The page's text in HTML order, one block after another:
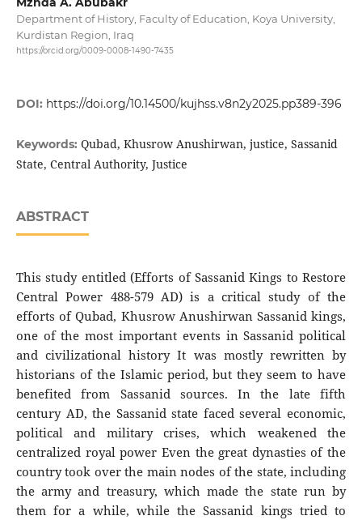
Department of History, Faculty of Education, Koya University,
Kurdistan Region, Iraq
https://orcid.org/0009-0008-1490-7435
DOI: https://doi.org/10.14500/kujhss.v8n2y2025.pp389-396
Keywords: Qubad, Khusrow Anushirwan, justice, Sassanid
State, Central Authority, Justice
ABSTRACT
This study entitled (Efforts of Sassanid Kings to Restore
Central Power 488-579 AD) is a critical study of the
efforts of Qubad, Khusrow Anushirwan Sassanid kings,
one of the most important events in Sassanid political
and civilizational history It was mostly rewritten by
historians of the Islamic period, but they seem to have
benefited from Sassanid sources. In the late fifth
century AD, the Sassanid state faced several economic,
political and military crises, which weakened the
centralized royal power Even the great dynasties of the
country took over the main nodes of the state, including
the army and treasury, which made the state run by
them for a while, while the Sassanid kings tried to